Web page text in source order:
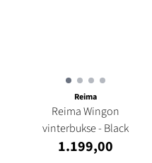
Reima
Reima Wingon
vinterbukse - Black
1.199,00